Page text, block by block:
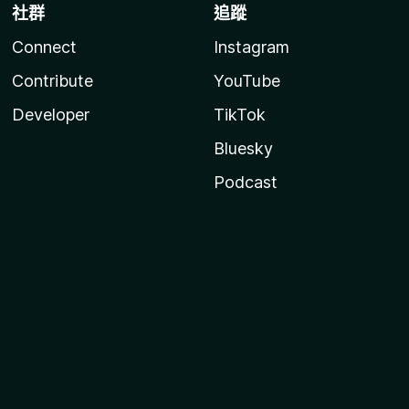
社群
Connect
Contribute
Developer
追蹤
Instagram
YouTube
TikTok
Bluesky
Podcast